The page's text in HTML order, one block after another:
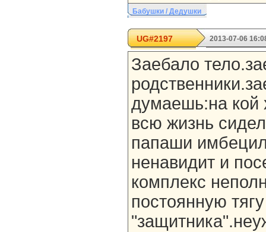
Бабушки / Дедушки
UG#2197 2013-07-06
Заебало
думаешь:на кой
всю жизнь
папаши
ненавидит и
комплекс
постоянную